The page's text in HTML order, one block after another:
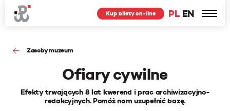
PL EN
Kup bilety on-line
Zasoby muzeum
Ofiary cywilne
Efekty trwających 8 lat kwerend i prac archiwizacyjno-
redakcyjnych. Pomóż nam uzupełnić bazę.